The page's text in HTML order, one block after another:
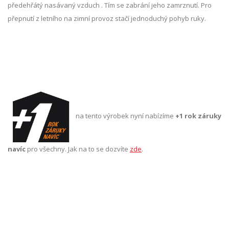
předehřátý nasávaný vzduch . Tím se zabrání jeho zamrznutí. Pro
přepnutí z letního na zimní provoz stačí jednoduchý pohyb ruky.
na tento výrobek nyní nabízíme +1 rok záruky
navíc pro všechny. Jak na to se dozvíte zde.